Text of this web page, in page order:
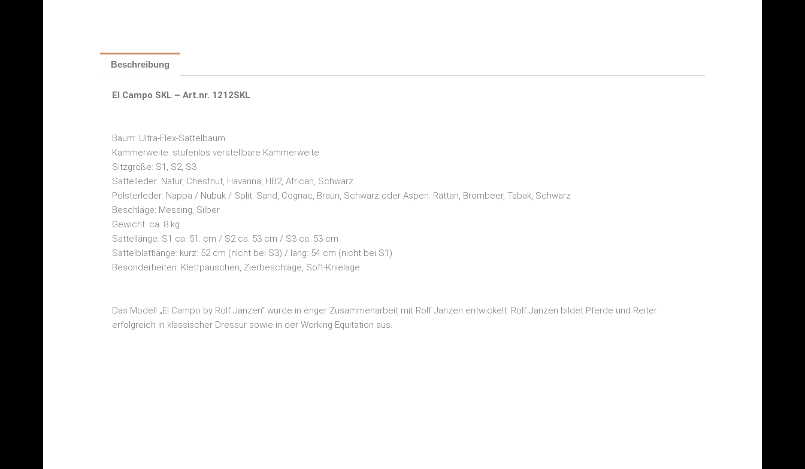
Beschreibung
El Campo SKL – Art.nr. 1212SKL
Baum: Ultra-Flex-Sattelbaum
Kammerweite: stufenlos verstellbare Kammerweite
Sitzgröße: S1, S2, S3
Sattelleder: Natur, Chestnut, Havanna, HB2, African, Schwarz
Polsterleder: Nappa / Nubuk / Split: Sand, Cognac, Braun, Schwarz oder Aspen: Rattan, Brombeer, Tabak, Schwarz
Beschläge: Messing, Silber
Gewicht: ca. 8 kg
Sattellänge: S1 ca. 51. cm / S2 ca. 53 cm / S3 ca. 53 cm
Sattelblattlänge: kurz: 52 cm (nicht bei S3) / lang: 54 cm (nicht bei S1)
Besonderheiten: Klettpauschen, Zierbeschläge, Soft-Knielage
Das Modell „El Campo by Rolf Janzen“ wurde in enger Zusammenarbeit mit Rolf Janzen entwickelt. Rolf Janzen bildet Pferde und Reiter
erfolgreich in klassischer Dressur sowie in der Working Equitation aus.